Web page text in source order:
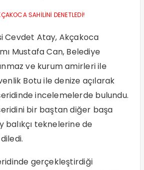
Cevdet Atay, Akçakoca
Mustafa Can, Belediye
ve kurum amirleri ile
Botu ile denize açılarak
incelemelerde bulundu.
bir baştan diğer başa
balıkçı teknelerine de
gerçekleştirdiği